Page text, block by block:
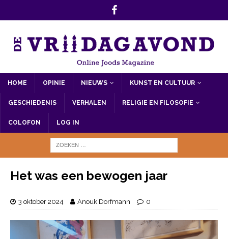
HOME OPINIE NIEUWS KUNST EN CULTUUR
GESCHIEDENIS VERHALEN RELIGIE EN FILOSOFIE
COLOFON LOG IN
Het was een bewogen jaar
3 oktober 2024 Anouk Dorfmann 0